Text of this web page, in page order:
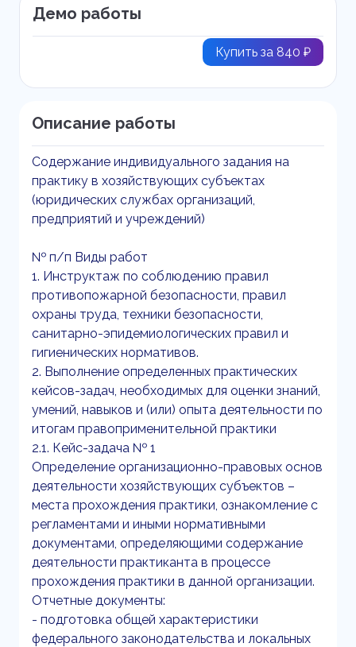
Демо работы
Купить за 840 ₽
Описание работы
Содержание индивидуального задания на
практику в хозяйствующих субъектах
(юридических службах организаций,
предприятий и учреждений)
№ п/п Виды работ
1. Инструктаж по соблюдению правил
противопожарной безопасности, правил
охраны труда, техники безопасности,
санитарно-эпидемиологических правил и
гигиенических нормативов.
2. Выполнение определенных практических
кейсов-задач, необходимых для оценки знаний,
умений, навыков и (или) опыта деятельности по
итогам правоприменительной практики
2.1. Кейс-задача № 1
Определение организационно-правовых основ
деятельности хозяйствующих субъектов –
места прохождения практики, ознакомление с
регламентами и иными нормативными
документами, определяющими содержание
деятельности практиканта в процессе
прохождения практики в данной организации.
Отчетные документы:
- подготовка общей характеристики
федерального законодательства и локальных